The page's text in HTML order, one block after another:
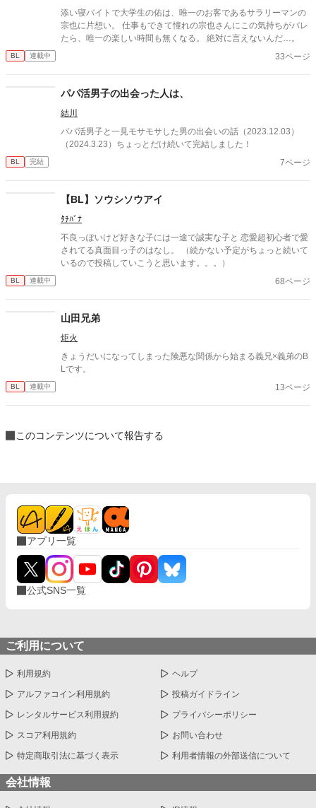
添い寝バイトで大学生の佑は、唯一のお客であるサラリーマンの
宗也に片想い。 仕事もできて憧れの宗也さんにこの気持ちがバレ
たら、唯一の楽しい時間も無くなる。 絶対に言えないんだ…。
BL 連載中 33ページ
パパ活男子の出会った人は、
結川
パパ活男子と一見モサモサした男の出会いの話（2023.12.03）
（2024.3.23）ちょっとだけ続いて完結しました！
BL 完結 7ページ
【BL】ソウシソウアイ
ﾀﾁﾊﾞﾅ
不良っぽいけど好きな子には一途で誠実な子と 恋愛超初心者で愛
されてる真面目っ子のはなし。 （続かない予定がちょっと続いて
いるので投稿していこうと思います。。。）
BL 連載中 68ページ
山田兄弟
炬火
きょうだいになってしまった険悪な関係から始まる義兄×義弟のB
Lです。
BL 連載中 13ページ
このコンテンツについて報告する
アプリ一覧
公式SNS一覧
ご利用について
利用規約 ヘルプ
アルファコイン利用規約 投稿ガイドライン
レンタルサービス利用規約 プライバシーポリシー
スコア利用規約 お問い合わせ
特定商取引法に基づく表示 利用者情報の外部送信について
会社情報